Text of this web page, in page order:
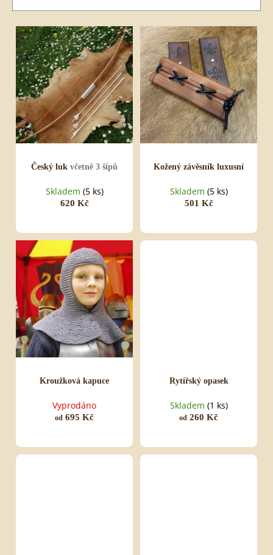
o
d
u
k
ů
V
ý
p
s
p
r
o
d
u
k
Český luk včetně 3 šípů
Skladem (5 ks)
620 Kč
Kožený závěsník luxusní
Skladem (5 ks)
501 Kč
Kroužková kapuce
Vyprodáno
od 695 Kč
Rytířský opasek
Skladem (1 ks)
od 260 Kč
GERMÁNSKÝ
MEČ
680
Kč